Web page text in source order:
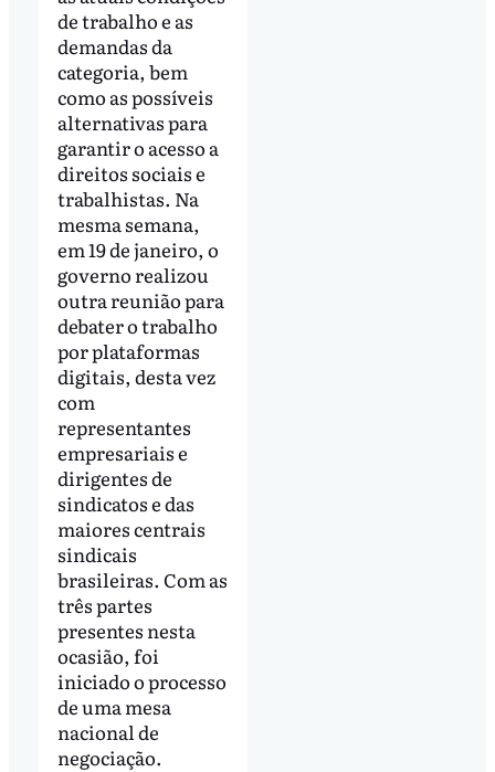
de trabalho e as
demandas da
categoria, bem
como as possíveis
alternativas para
garantir o acesso a
direitos sociais e
trabalhistas. Na
mesma semana,
em 19 de janeiro, o
governo realizou
outra reunião para
debater o trabalho
por plataformas
digitais, desta vez
com
representantes
empresariais e
dirigentes de
sindicatos e das
maiores centrais
sindicais
brasileiras. Com as
três partes
presentes nesta
ocasião, foi
iniciado o processo
de uma mesa
nacional de
negociação.